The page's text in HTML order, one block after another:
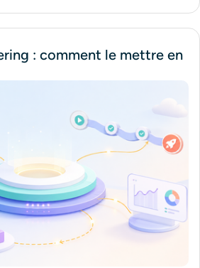
: comment le mettre en